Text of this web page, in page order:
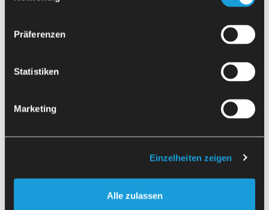
Präferenzen
Statistiken
Marketing
Einzelheiten zeigen
Alle zulassen
zagotavlja konstantno ponovljivost in zmanjšuje potencialne
vire napak. Avtomatizacija postopka odrezavanja stroja HAAS
standardov. Celotna robotska celica je obdana z zaščitnim
ohišjem. Ta zaščitna naprava nudi zavarovanje pred
Poleg tega sta položaj in hitrost robota varno nadzorovana.
Signalna luč prikazuje obratovalno stanje naprave.
videoposnetkov